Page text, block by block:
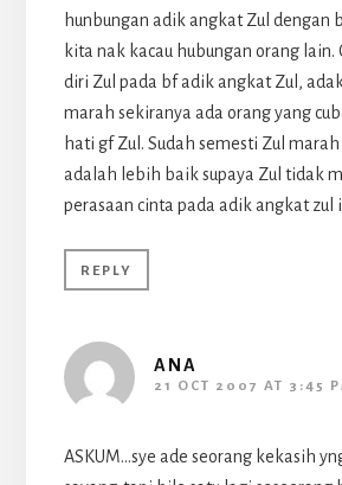
hunbungan adik angkat Zul dengan
kita nak kacau hubungan orang lain.
diri Zul pada bf adik angkat Zul,
marah sekiranya ada orang yang
hati gf Zul. Sudah semesti Zul
adalah lebih baik supaya Zul tidak
perasaan cinta pada adik angkat zul
REPLY
ANA
21 OCT 2007 AT 3:45
ASKUM…sye ade seorang kekasih